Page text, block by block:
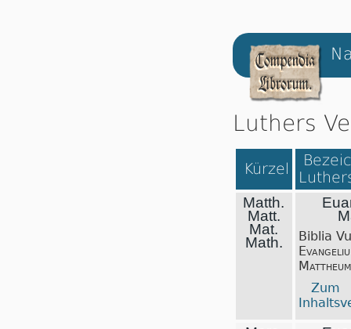
Luthers
Kürzel
Matth.
Matt.
Mat.
Math.
Biblia
Mattheum
Zum